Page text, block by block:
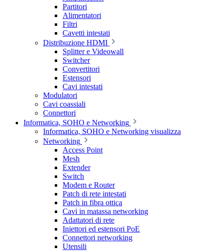
Partitori
Alimentatori
Filtri
Cavetti intestati
Distribuzione HDMI
Splitter e Videowall
Switcher
Convertitori
Estensori
Cavi intestati
Modulatori
Cavi coassiali
Connettori
Informatica, SOHO e Networking
Informatica, SOHO e Networking visualizza
Networking
Access Point
Mesh
Extender
Switch
Modem e Router
Patch di rete intestati
Patch in fibra ottica
Cavi in matassa networking
Adattatori di rete
Iniettori ed estensori PoE
Connettori networking
Utensili